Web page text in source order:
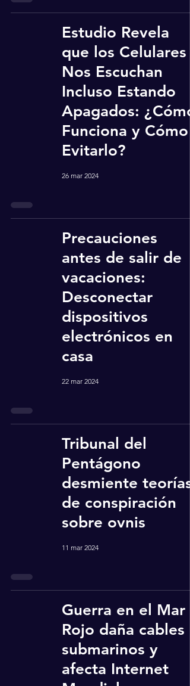
Estudio Revela
que los Celulares
Nos Escuchan
Incluso Estando
Apagados: ¿Cómo
Funciona y Cómo
Evitarlo?
26 mar 2024
Precauciones
antes de salir de
vacaciones:
Desconectar
dispositivos
electrónicos en
casa
22 mar 2024
Tribunal del
Pentágono
desmiente teorías
de conspiración
sobre ovnis
11 mar 2024
Guerra en el Mar
Rojo daña cables
submarinos y
afecta Internet